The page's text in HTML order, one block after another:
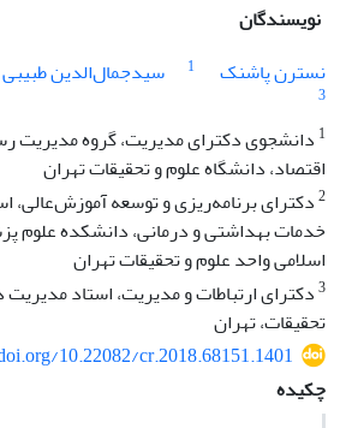
نویسندگان
نسترن پاشنک
1 سیدجمال‌الدین طبیبی
3
1 دانشجوی دکترای مدیریت، گروه مدیریت
اقتصاد، دانشگاه علوم و تحقیقات تهران
2دکترای برنامه‌ریزی و توسعه آموزش‌عالی،
خدمات بهداشتی و درمانی، دانشکده علوم
اسلامی واحد علوم و تحقیقات تهران
3دکترای ارتباطات و مدیریت، استاد مدیریت
تحقیقات، تهران
10.22082/cr.2018.68151.1401
چکیده